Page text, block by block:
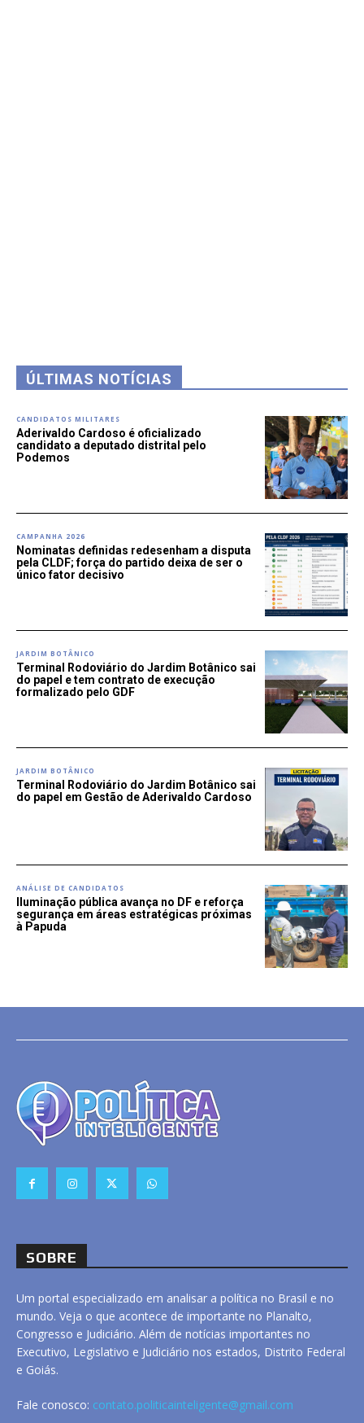
ÚLTIMAS NOTÍCIAS
CANDIDATOS MILITARES
Aderivaldo Cardoso é oficializado
candidato a deputado distrital pelo
Podemos
CAMPANHA 2026
Nominatas definidas redesenham a disputa
pela CLDF; força do partido deixa de ser o
único fator decisivo
JARDIM BOTÂNICO
Terminal Rodoviário do Jardim Botânico sai
do papel e tem contrato de execução
formalizado pelo GDF
JARDIM BOTÂNICO
Terminal Rodoviário do Jardim Botânico sai
do papel em Gestão de Aderivaldo Cardoso
ANÁLISE DE CANDIDATOS
Iluminação pública avança no DF e reforça
segurança em áreas estratégicas próximas
à Papuda
SOBRE
Um portal especializado em analisar a política no Brasil e no
mundo. Veja o que acontece de importante no Planalto,
Congresso e Judiciário. Além de notícias importantes no
Executivo, Legislativo e Judiciário nos estados, Distrito Federal
e Goiás.
Fale conosco: contato.politicainteligente@gmail.com